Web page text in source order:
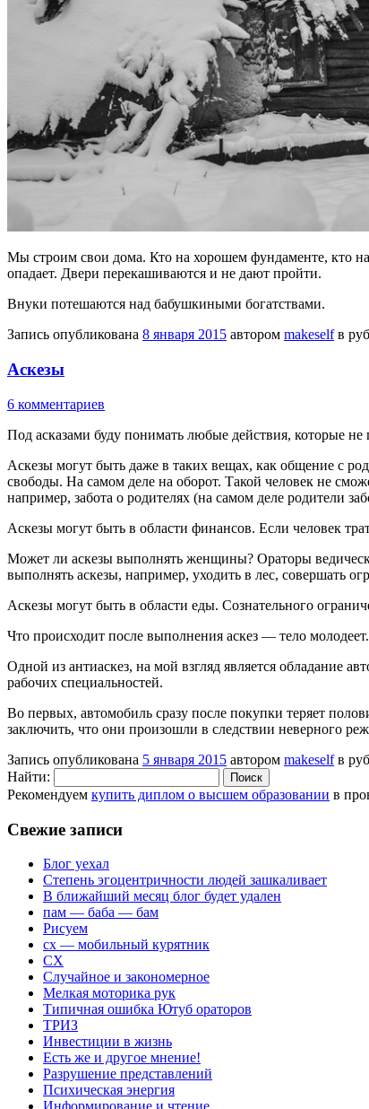
Мы строим свои дома. Кто на хорошем фундаменте, кто
опадает. Двери перекашиваются и не дают пройти.
Внуки потешаются над бабушкиными богатствами.
Запись опубликована 8 января 2015 автором makeselfв
Аскезы
6 комментариев
Под асказами буду понимать любые действия, которые не
Аскезы могут быть даже в таких вещах, как общение с
свободы. На самом деле на оборот. Такой человек не
например, забота о родителях (на самом деле родители
Аскезы могут быть в области финансов. Если человек
Может ли аскезы выполнять женщины? Ораторы
выполнять аскезы, например, уходить в лес, совершать
Аскезы могут быть в области еды. Сознательного
Что происходит после выполнения аскез — тело
Одной из антиаскез, на мой взгляд является обладание
рабочих специальностей.
Во первых, автомобиль сразу после покупки теряет
заключить, что они произошли в следствии неверного
Запись опубликована 5 января 2015 автором makeselfв
Найти:
Рекомендуем купить диплом о высшем образовании в
Свежие записи
Блог уехал
Степень эгоцентричности людей зашкаливает
В ближайший месяц блог будет удален
пам — баба — бам
Рисуем
сх — мобильный курятник
СХ
Случайное и закономерное
Мелкая моторика рук
Типичная ошибка Ютуб ораторов
ТРИЗ
Инвестиции в жизнь
Есть же и другое мнение!
Разрушение представлений
Психическая энергия